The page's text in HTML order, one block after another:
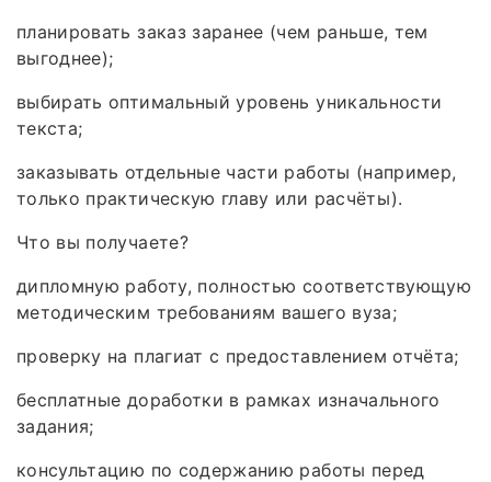
планировать заказ заранее (чем раньше, тем
выгоднее);
выбирать оптимальный уровень уникальности
текста;
заказывать отдельные части работы (например,
только практическую главу или расчёты).
Что вы получаете?
дипломную работу, полностью соответствующую
методическим требованиям вашего вуза;
проверку на плагиат с предоставлением отчёта;
бесплатные доработки в рамках изначального
задания;
консультацию по содержанию работы перед